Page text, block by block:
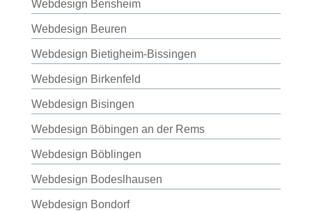
Webdesign Bensheim
Webdesign Beuren
Webdesign Bietigheim-Bissingen
Webdesign Birkenfeld
Webdesign Bisingen
Webdesign Böbingen an der Rems
Webdesign Böblingen
Webdesign Bodeslhausen
Webdesign Bondorf